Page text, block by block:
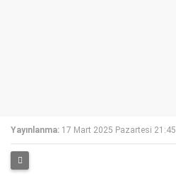
Yayınlanma: 17 Mart 2025 Pazartesi 21:45